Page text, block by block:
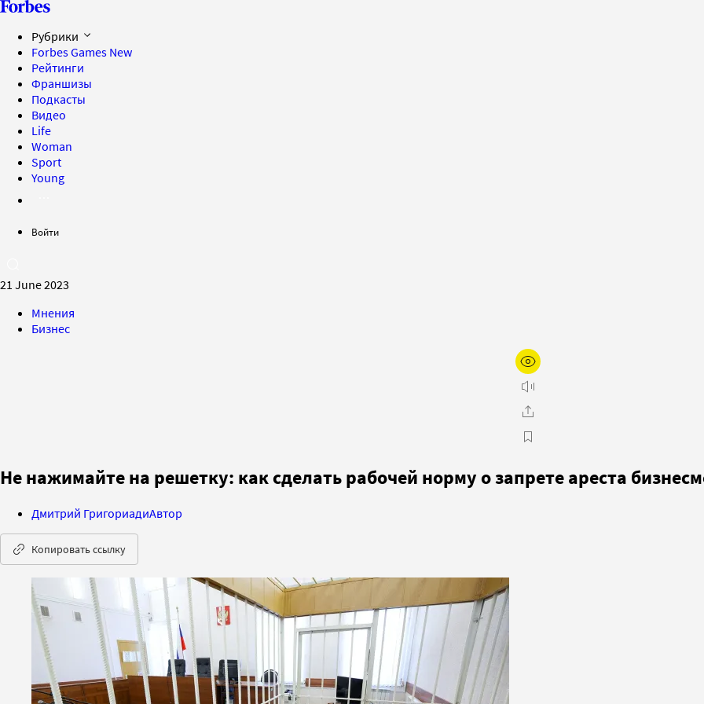
Рубрики
Forbes Games New
Рейтинги
Франшизы
Подкасты
Видео
Life
Woman
Sport
Young
Войти
21 June 2023
Мнения
Бизнес
Не нажимайте на решетку: как сделать рабочей норму о запрете ареста
Дмитрий ГригориадиАвтор
Копировать ссылку